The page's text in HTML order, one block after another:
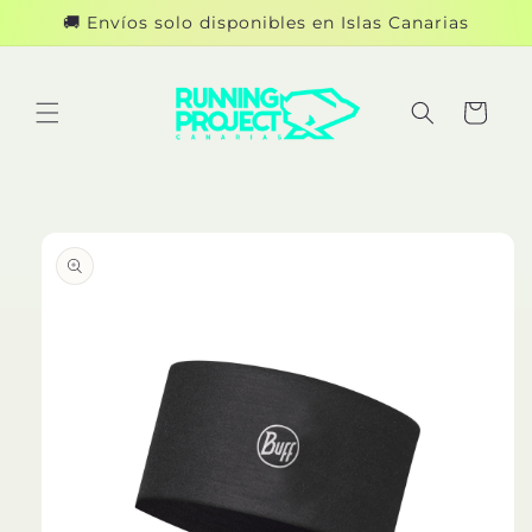
directamente
al contenido
🚚 Envíos solo disponibles en Islas Canarias
Carrito
información
del producto